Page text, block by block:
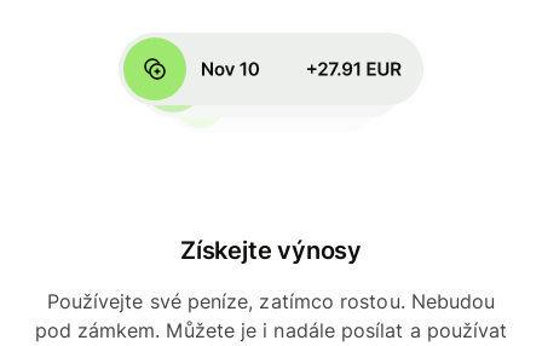
Získejte výnosy
Používejte své peníze, zatímco rostou. Nebudou
pod zámkem. Můžete je i nadále posílat a používat